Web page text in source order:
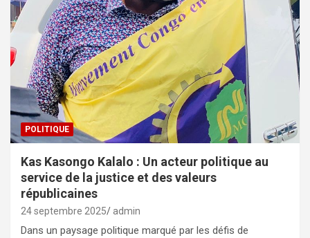
POLITIQUE
Kas Kasongo Kalalo : Un acteur politique au
service de la justice et des valeurs
républicaines
24 septembre 2025 admin
Dans un paysage politique marqué par les défis de